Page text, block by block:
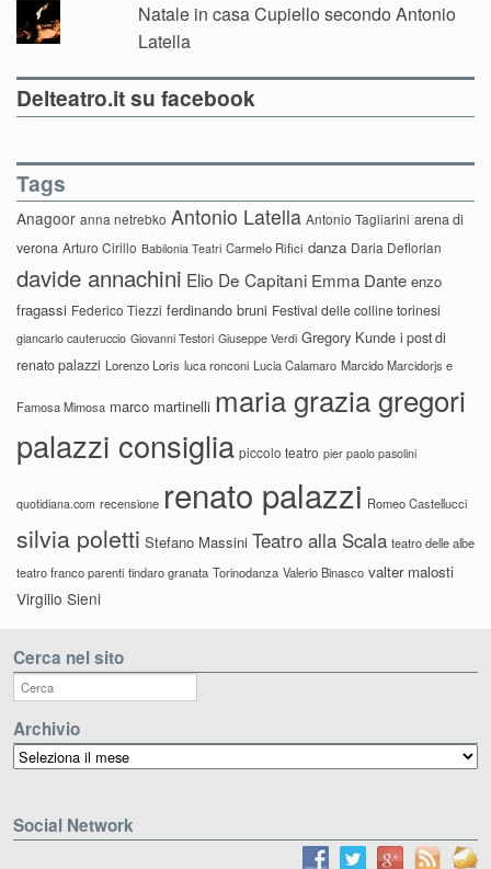
Natale in casa Cupiello secondo Antonio
Latella
Delteatro.it su facebook
Tags
Anagoor anna netrebko Antonio Latella Antonio Tagliarini arena di
verona Arturo Cirillo Babilonia Teatri Carmelo Rifici danza Daria Deflorian
davide annachini Elio De Capitani Emma Dante enzo
fragassi Federico Tiezzi ferdinando bruni Festival delle colline torinesi
giancarlo cauteruccio Giovanni Testori Giuseppe Verdi Gregory Kunde i post di
renato palazzi Lorenzo Loris luca ronconi Lucia Calamaro Marcido Marcidorjs e
Famosa Mimosa marco martinelli maria grazia gregori
palazzi consiglia piccolo teatro pier paolo pasolini
quotidiana.com recensione renato palazzi Romeo Castellucci
silvia poletti Stefano Massini Teatro alla Scala teatro delle albe
teatro franco parenti tindaro granata Torinodanza Valerio Binasco valter malosti
Virgilio Sieni
Cerca nel sito
Archivio
Archivio
Social Network